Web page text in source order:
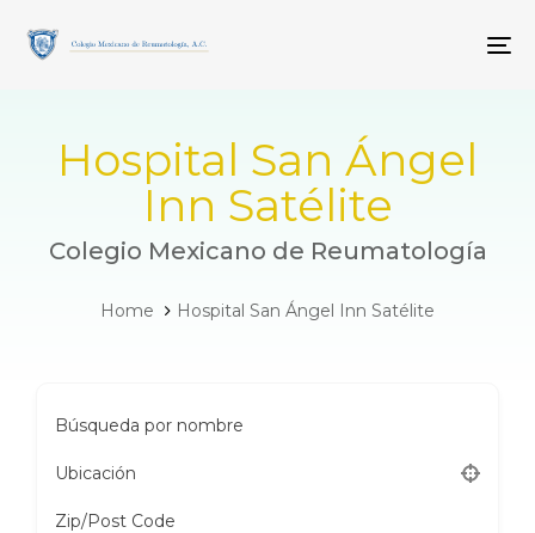
links
primary
contentHospital San Ángel
Inn Satélite
Colegio Mexicano de Reumatología
Home Hospital San Ángel Inn Satélite
Búsqueda por nombre
Ubicación
Zip/Post Code